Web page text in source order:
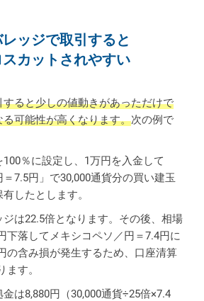
ッジで取引すると
カットされやすい
ると少しの値動きがあっただけで
可能性が高くなります。次の例で
％に設定し、1万円を入金して
＝7.5円」で30,000通貨分の買い建玉
したとします。
は22.5倍となります。その後、相場
下落してメキシコペソ／円＝7.4円に
の含み損が発生するため、口座清算
ます。
は8,880円（30,000通貨÷25倍×7.4